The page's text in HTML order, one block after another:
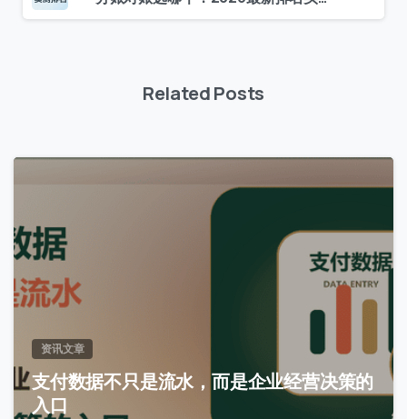
Related Posts
0
资讯文章
支付数据不只是流水，而是企业经营决策的
入口